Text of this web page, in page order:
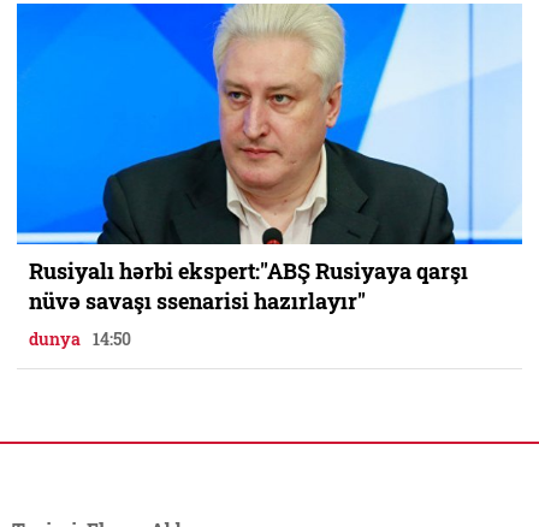
Rusiyalı hərbi ekspert:"ABŞ Rusiyaya qarşı
nüvə savaşı ssenarisi hazırlayır"
dunya 14:50